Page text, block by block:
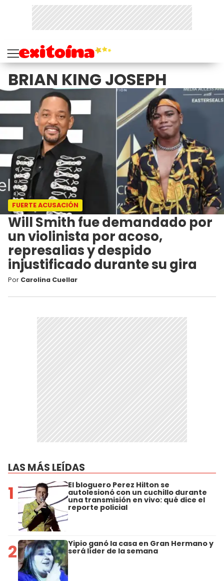
BRIAN KING JOSEPH
FUERTE ACUSACIÓN
Will Smith fue demandado por
un violinista por acoso,
represalias y despido
injustificado durante su gira
Por Carolina Cuellar
LAS MÁS LEÍDAS
1 El bloguero Perez Hilton se
autolesionó con un cuchillo durante
una transmisión en vivo: qué dice el
reporte policial
2 Yipio ganó la casa en Gran Hermano y
será líder de la semana